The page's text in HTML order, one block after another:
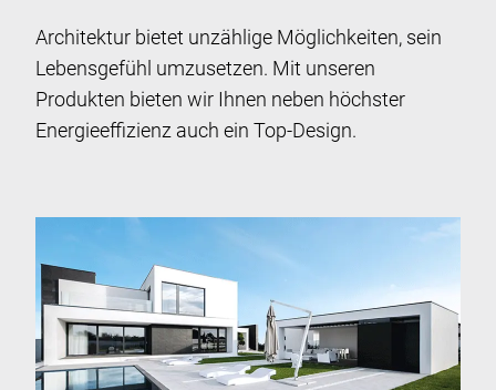
Architektur bietet unzählige Möglichkeiten, sein
Lebensgefühl umzusetzen. Mit unseren
Produkten bieten wir Ihnen neben höchster
Energieeffizienz auch ein Top-Design.